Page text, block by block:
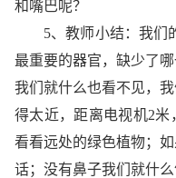
和嘴巴呢？
5、教师小结：我们
最重要的器官，缺少了
我们就什么也看不见，
得太近，距离电视机2米
看看远处的绿色植物；
话；没有鼻子我们就什